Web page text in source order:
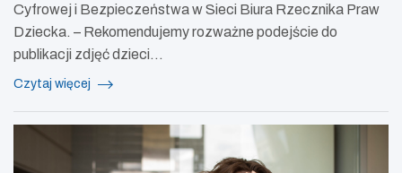
Cyfrowej i Bezpieczeństwa w Sieci Biura Rzecznika Praw
Dziecka. – Rekomendujemy rozważne podejście do
publikacji zdjęć dzieci…
Czytaj więcej